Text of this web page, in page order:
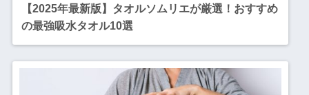
【2025年最新版】タオルソムリエが厳選！おすすめ
の最強吸水タオル10選